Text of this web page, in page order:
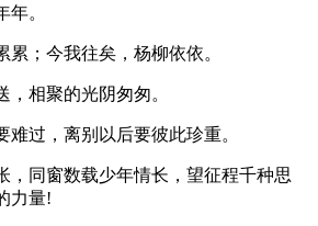
。
；今我往矣，杨柳依依。
相聚的光阴匆匆。
过，离别以后要彼此珍重。
同窗数载少年情长，望征程千种思
力量!